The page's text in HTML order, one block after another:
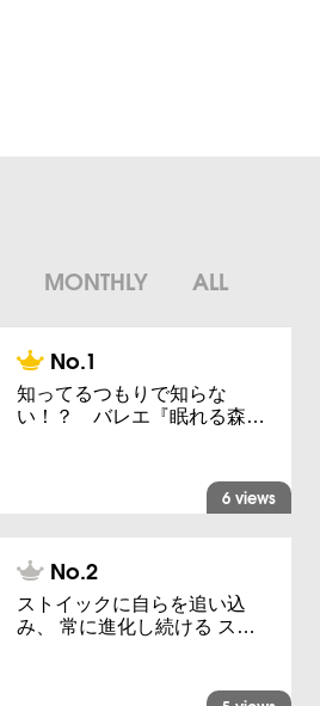
MONTHLY ALL
知ってるつもりで知らな
い！？ バレエ『眠れる森…
6 views
ストイックに自らを追い込
み、 常に進化し続ける ス…